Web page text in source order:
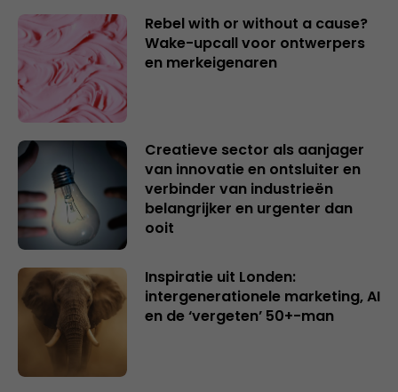
Rebel with or without a cause?
Wake-upcall voor ontwerpers
en merkeigenaren
Creatieve sector als aanjager
van innovatie en ontsluiter en
verbinder van industrieën
belangrijker en urgenter dan
ooit
Inspiratie uit Londen:
intergenerationele marketing, AI
en de ‘vergeten’ 50+-man